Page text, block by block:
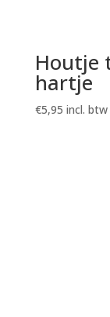
Houtje
hartje
€5,95 incl. btw